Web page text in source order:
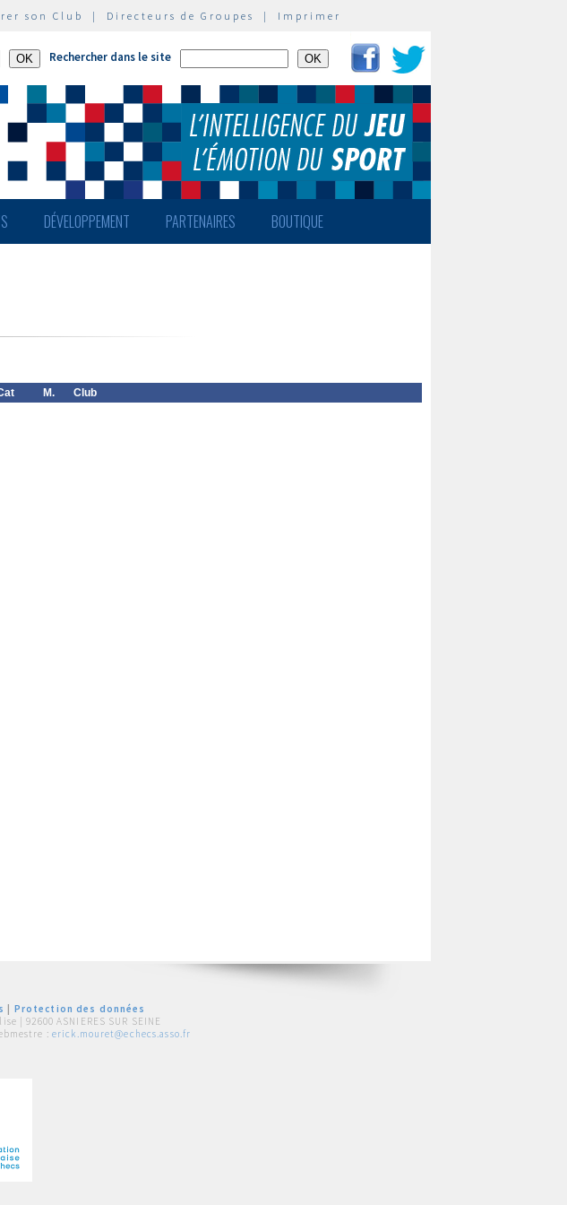
son Club | Directeurs de Groupes | Imprimer
Rechercher dans le site
DÉVELOPPEMENT PARTENAIRES BOUTIQUE
M. Club
Protection des données
| 92600 ASNIERES SUR SEINE
: erick.mouret@echecs.asso.fr